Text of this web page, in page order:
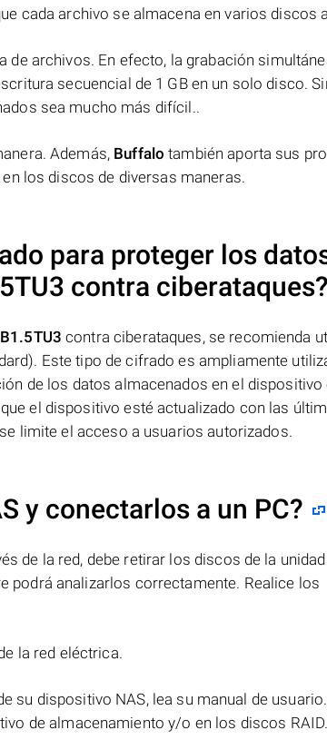
cada archivo se almacena en varios discos
archivos. En efecto, la grabación
secuencial de 1 GB en un solo disco.
sea mucho más difícil..
Además, Buffalo también aporta sus
los discos de diversas maneras.
para proteger los
contra ciberataques?
contra ciberataques, se recomienda
Este tipo de cifrado es ampliamente
de los datos almacenados en el dispositivo
el dispositivo esté actualizado con las
limite el acceso a usuarios autorizados.
y conectarlos a un PC?
de la red, debe retirar los discos de la
podrá analizarlos correctamente. Realice los
la red eléctrica.
su dispositivo NAS, lea su manual de
de almacenamiento y/o en los discos RAID.